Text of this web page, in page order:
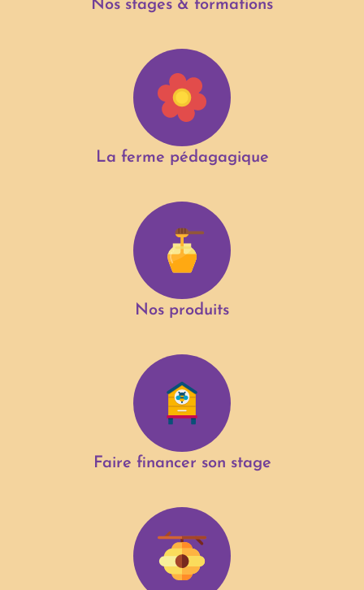
Nos stages & formations
La ferme pédagagique
Nos produits
Faire financer son stage